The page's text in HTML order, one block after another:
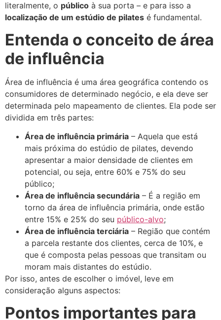
literalmente, o público à sua porta – e para isso a
localização de um estúdio de pilates é fundamental.
Entenda o conceito de área
de influência
Área de influência é uma área geográfica contendo os
consumidores de determinado negócio, e ela deve ser
determinada pelo mapeamento de clientes. Ela pode ser
dividida em três partes:
Área de influência primária – Aquela que está
mais próxima do estúdio de pilates, devendo
apresentar a maior densidade de clientes em
potencial, ou seja, entre 60% e 75% do seu
público;
Área de influência secundária – É a região em
torno da área de influência primária, onde estão
entre 15% e 25% do seu público-alvo;
Área de influência terciária – Região que contém
a parcela restante dos clientes, cerca de 10%, e
que é composta pelas pessoas que transitam ou
moram mais distantes do estúdio.
Por isso, antes de escolher o imóvel, leve em
consideração alguns aspectos:
Pontos importantes para